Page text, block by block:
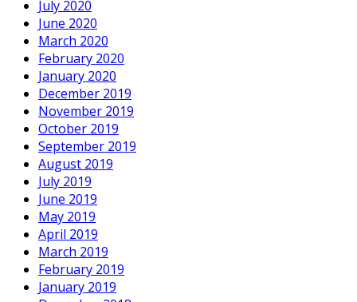
July 2020
June 2020
March 2020
February 2020
January 2020
December 2019
November 2019
October 2019
September 2019
August 2019
July 2019
June 2019
May 2019
April 2019
March 2019
February 2019
January 2019